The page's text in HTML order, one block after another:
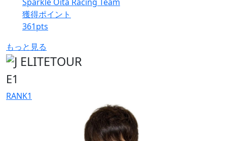
獲得ポイント
361pts
もっと見る
E1
RANK1